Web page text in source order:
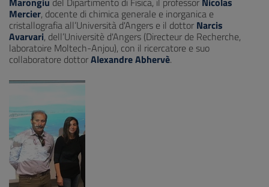
Mercier, docente di chimica generale e inorganica e
cristallografia all’Università d'Angers e il dottor Narcis
Avarvari, dell’Universitè d'Angers (Directeur de Recherche,
laboratoire Moltech-Anjou), con il ricercatore e suo
collaboratore dottorAlexandre Abhervè.